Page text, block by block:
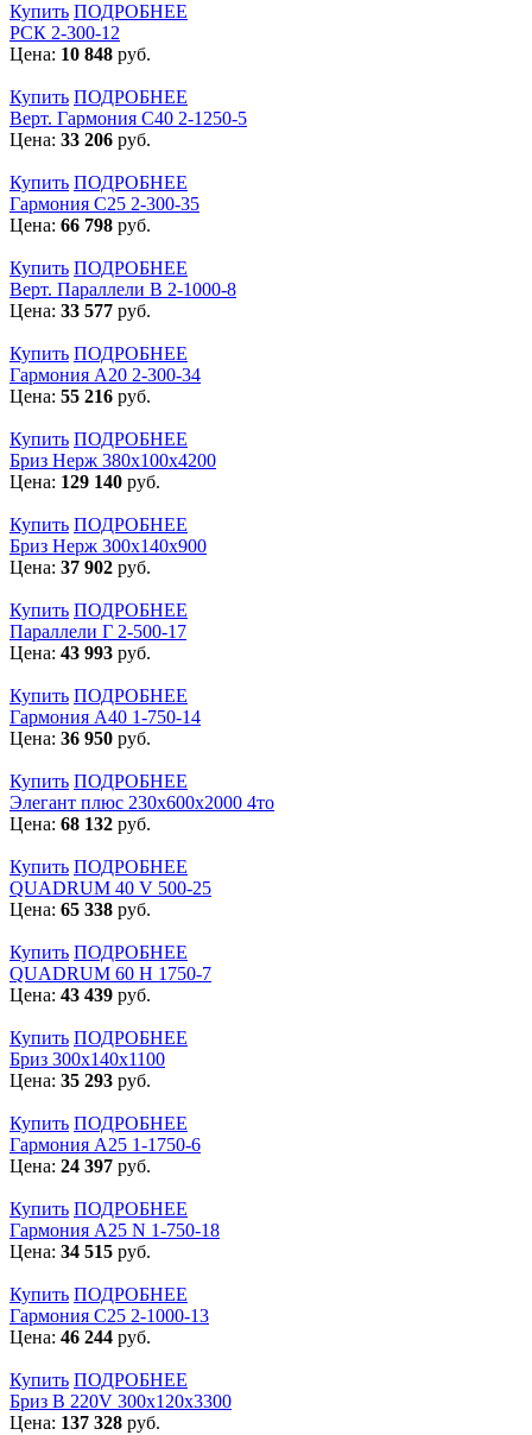
Купить ПОДРОБНЕЕ
РСК 2-300-12
Цена: 10 848 руб.
Купить ПОДРОБНЕЕ
Верт. Гармония С40 2-1250-5
Цена: 33 206 руб.
Купить ПОДРОБНЕЕ
Гармония С25 2-300-35
Цена: 66 798 руб.
Купить ПОДРОБНЕЕ
Верт. Параллели В 2-1000-8
Цена: 33 577 руб.
Купить ПОДРОБНЕЕ
Гармония А20 2-300-34
Цена: 55 216 руб.
Купить ПОДРОБНЕЕ
Бриз Нерж 380х100х4200
Цена: 129 140 руб.
Купить ПОДРОБНЕЕ
Бриз Нерж 300х140х900
Цена: 37 902 руб.
Купить ПОДРОБНЕЕ
Параллели Г 2-500-17
Цена: 43 993 руб.
Купить ПОДРОБНЕЕ
Гармония А40 1-750-14
Цена: 36 950 руб.
Купить ПОДРОБНЕЕ
Элегант плюс 230x600x2000 4то
Цена: 68 132 руб.
Купить ПОДРОБНЕЕ
QUADRUM 40 V 500-25
Цена: 65 338 руб.
Купить ПОДРОБНЕЕ
QUADRUM 60 H 1750-7
Цена: 43 439 руб.
Купить ПОДРОБНЕЕ
Бриз 300х140х1100
Цена: 35 293 руб.
Купить ПОДРОБНЕЕ
Гармония А25 1-1750-6
Цена: 24 397 руб.
Купить ПОДРОБНЕЕ
Гармония А25 N 1-750-18
Цена: 34 515 руб.
Купить ПОДРОБНЕЕ
Гармония С25 2-1000-13
Цена: 46 244 руб.
Купить ПОДРОБНЕЕ
Бриз В 220V 300x120x3300
Цена: 137 328 руб.